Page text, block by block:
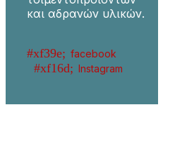
και αδρανών υλικών.
facebook
Instagram